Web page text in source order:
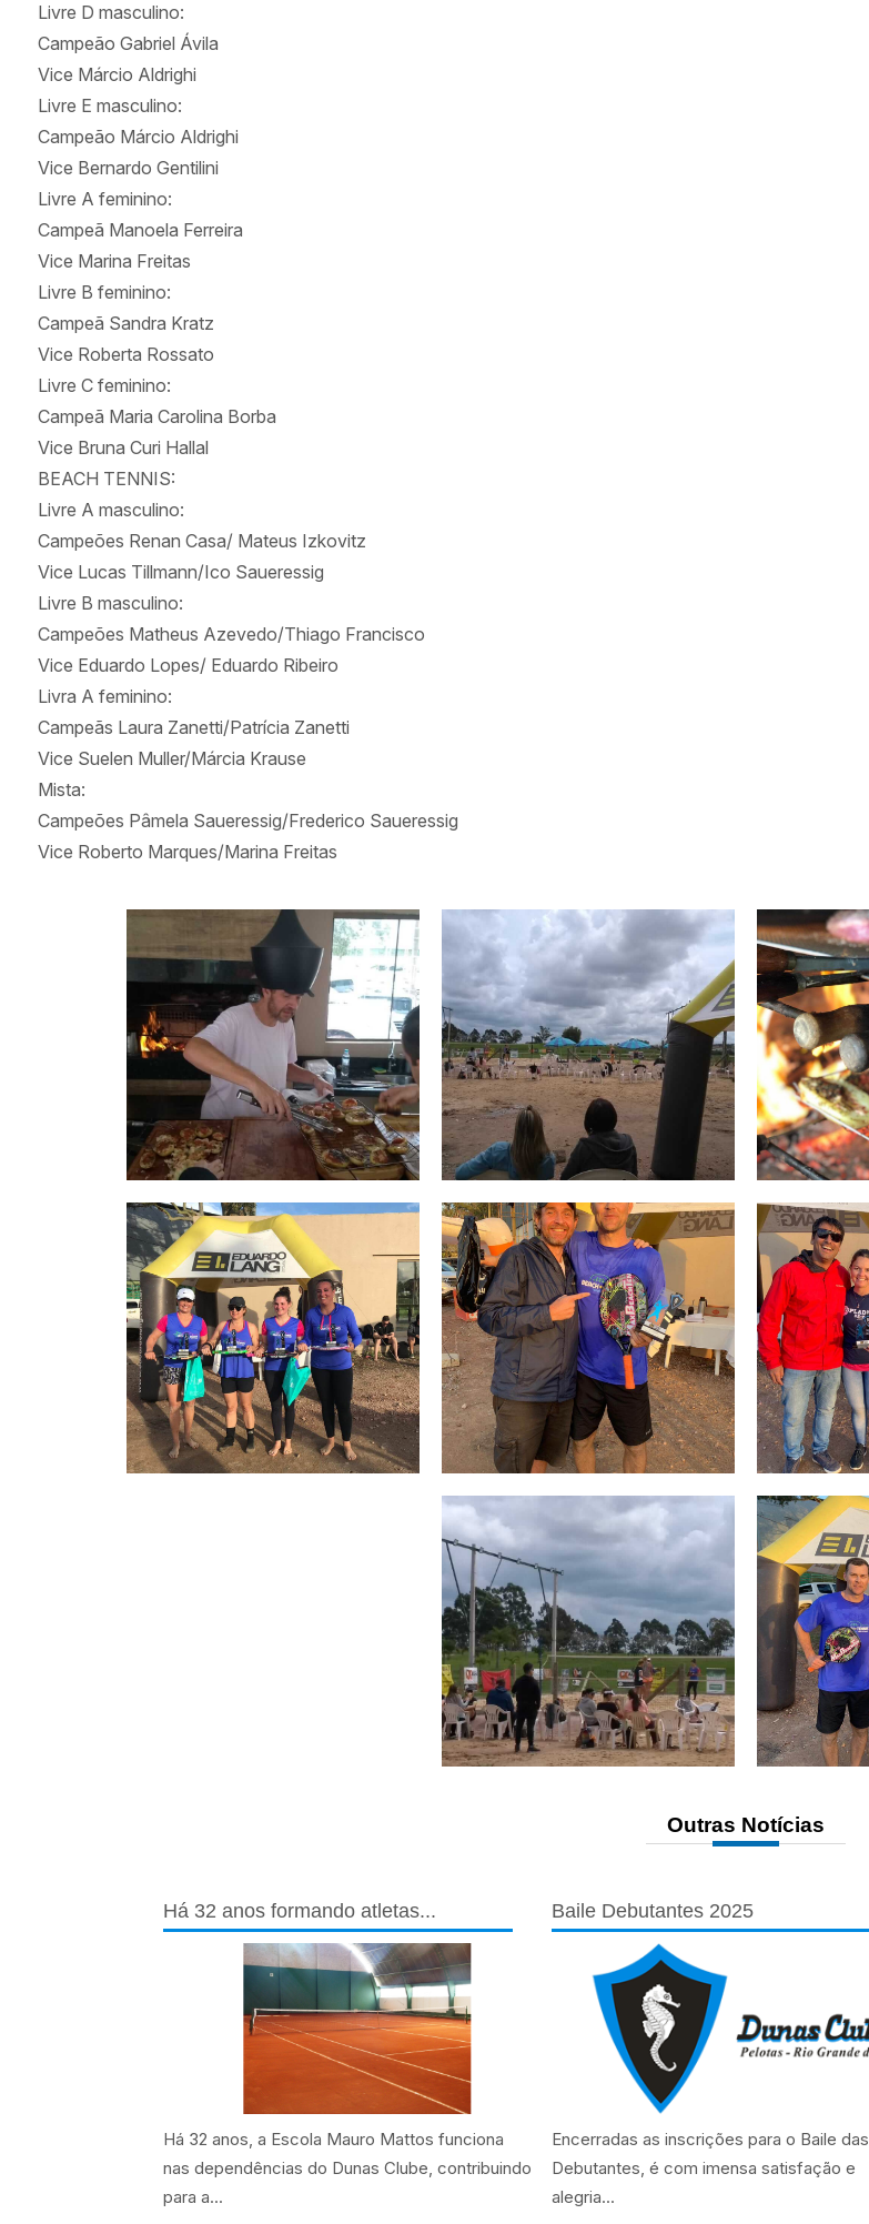
Livre D masculino:
Campeão Gabriel Ávila
Vice Márcio Aldrighi
Livre E masculino:
Campeão Márcio Aldrighi
Vice Bernardo Gentilini
Livre A feminino:
Campeã Manoela Ferreira
Vice Marina Freitas
Livre B feminino:
Campeã Sandra Kratz
Vice Roberta Rossato
Livre C feminino:
Campeã Maria Carolina Borba
Vice Bruna Curi Hallal
BEACH TENNIS:
Livre A masculino:
Campeões Renan Casa/ Mateus Izkovitz
Vice Lucas Tillmann/Ico Saueressig
Livre B masculino:
Campeões Matheus Azevedo/Thiago Francisco
Vice Eduardo Lopes/ Eduardo Ribeiro
Livra A feminino:
Campeãs Laura Zanetti/Patrícia Zanetti
Vice Suelen Muller/Márcia Krause
Mista:
Campeões Pâmela Saueressig/Frederico Saueressig
Vice Roberto Marques/Marina Freitas
Outras Notícias
Há 32 anos formando atletas...
Há 32 anos, a Escola Mauro Mattos funciona
nas dependências do Dunas Clube, contribuindo
para a...
Baile Debutantes 2025
Encerradas as inscrições para o Baile das
Debutantes, é com imensa satisfação e
alegria...